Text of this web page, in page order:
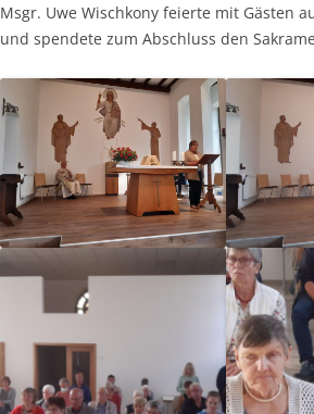
Msgr. Uwe Wischkony feierte mit Gästen
und spendete zum Abschluss den